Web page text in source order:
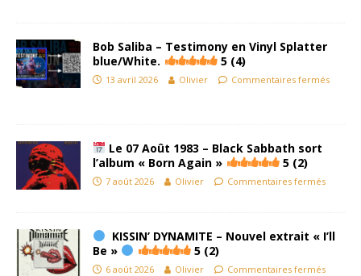
Bob Saliba – Testimony en Vinyl Splatter
blue/White.
5 (4)
13 avril 2026 Olivier Commentaires fermés
Le 07 Août 1983 – Black Sabbath sort
l’album « Born Again »
5 (2)
7 août 2026 Olivier Commentaires fermés
KISSIN’ DYNAMITE – Nouvel extrait « I’ll
Be »
5 (2)
6 août 2026 Olivier Commentaires fermés